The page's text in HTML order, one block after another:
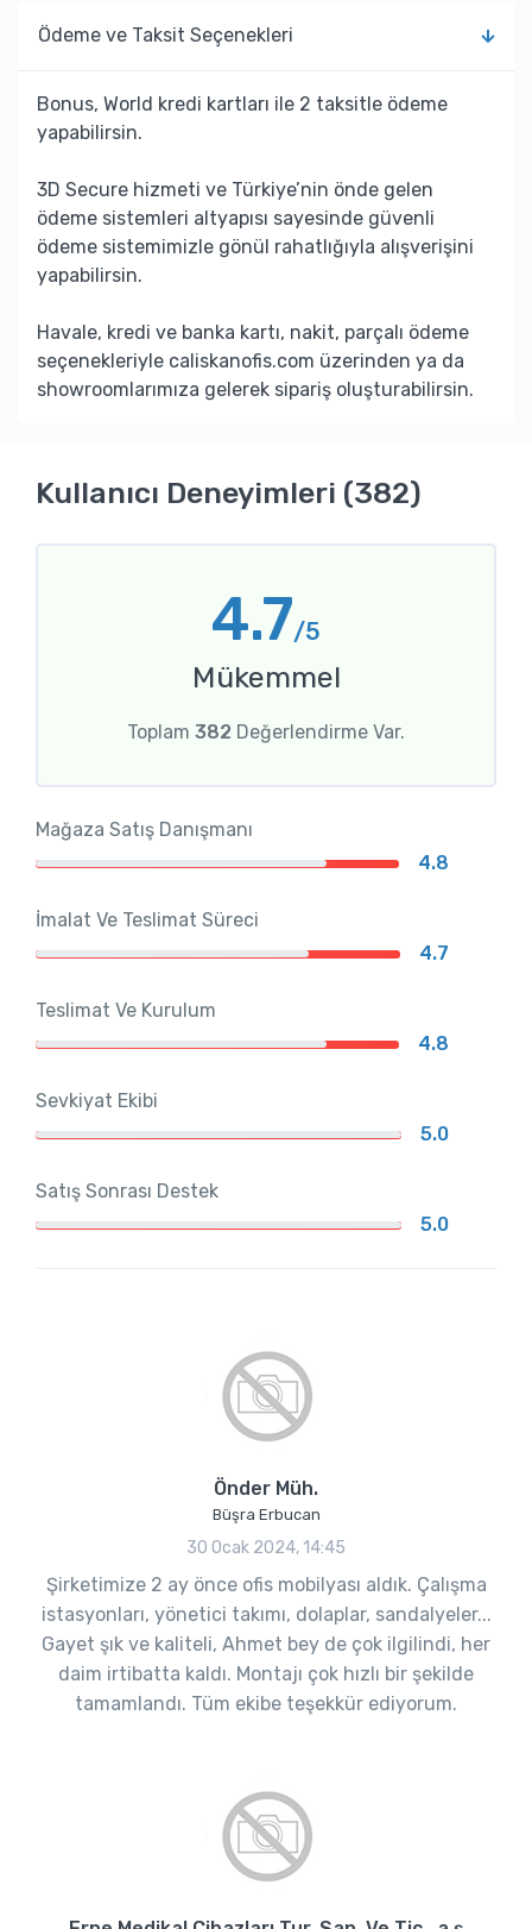
Ödeme ve Taksit Seçenekleri
Bonus, World kredi kartları ile 2 taksitle ödeme
yapabilirsin.
3D Secure hizmeti ve Türkiye’nin önde gelen
ödeme sistemleri altyapısı sayesinde güvenli
ödeme sistemimizle gönül rahatlığıyla alışverişini
yapabilirsin.
Havale, kredi ve banka kartı, nakit, parçalı ödeme
seçenekleriyle caliskanofis.com üzerinden ya da
showroomlarımıza gelerek sipariş oluşturabilirsin.
Kullanıcı Deneyimleri (382)
4.7/5
Mükemmel
Toplam 382 Değerlendirme Var.
Mağaza Satış Danışmanı
4.8
İmalat Ve Teslimat Süreci
4.7
Teslimat Ve Kurulum
4.8
Sevkiyat Ekibi
5.0
Satış Sonrası Destek
5.0
Önder Müh.
Büşra Erbucan
30 Ocak 2024, 14:45
Şirketimize 2 ay önce ofis mobilyası aldık. Çalışma
istasyonları, yönetici takımı, dolaplar, sandalyeler...
Gayet şık ve kaliteli, Ahmet bey de çok ilgilindi, her
daim irtibatta kaldı. Montajı çok hızlı bir şekilde
tamamlandı. Tüm ekibe teşekkür ediyorum.